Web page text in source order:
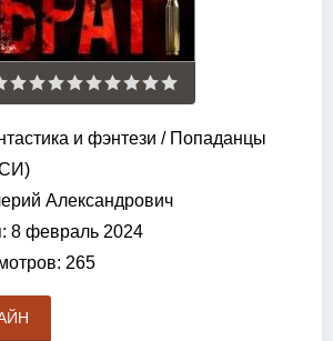
и фэнтези / Попаданцы
Александрович
8 февраль 2024
265